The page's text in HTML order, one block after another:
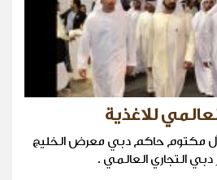
للاغذية
آل مكتوم حاكم دبي معرض الخليج
التجاري العالمي .